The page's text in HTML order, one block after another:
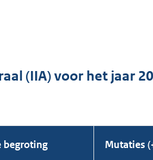
(IIA) voor het jaar
begroting Mutaties